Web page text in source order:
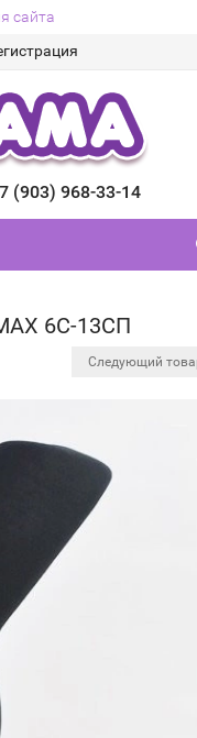
сайта
(903) 968-33-14
6С-13СП
Следующий